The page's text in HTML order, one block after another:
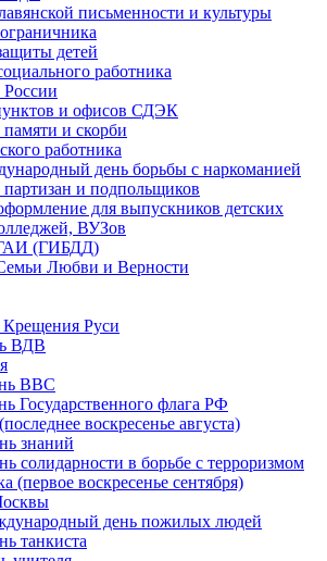
письменности и культуры
детей
работника
и офисов СДЭК
и скорби
работника
день борьбы с наркоманией
и подпольщиков
для выпускников детских
ВУЗов
(ГИБДД)
Любви и Верности
Руси
ВДВ
ВВС
Государственного флага РФ
воскресенье августа)
знаний
солидарности в борьбе с терроризмом
(первое воскресенье сентября)
день пожилых людей
танкиста